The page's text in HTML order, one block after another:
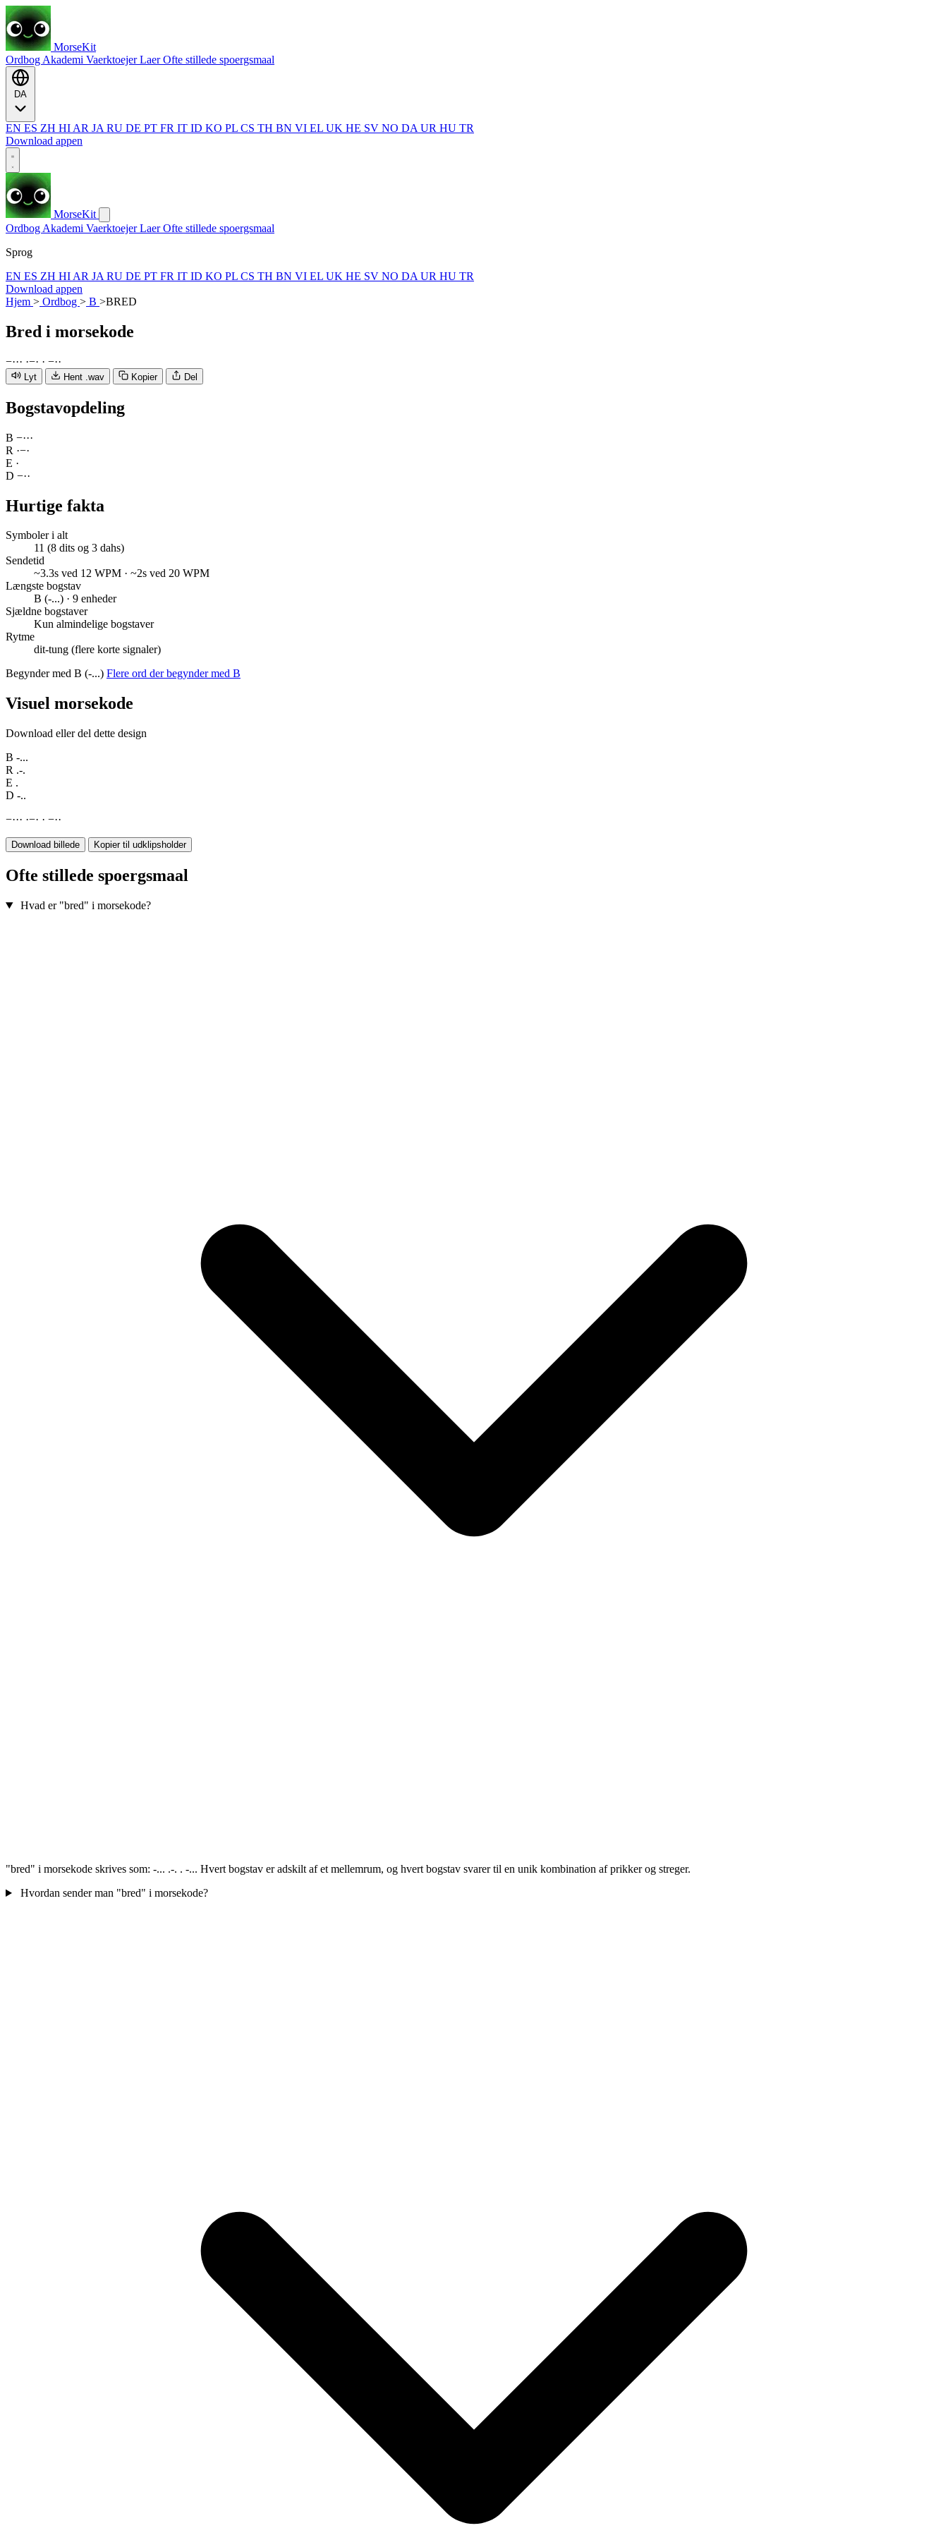
MorseKit
Ordbog Akademi VaerktoejerLaerOfte stillede spoergsmaal
EN ES ZH HI AR JA RU DE PT FR IT ID KO PL CS TH BN VI EL UK HE SV NO DA UR HU TR
Download appen
MorseKit
Ordbog Akademi VaerktoejerLaerOfte stillede spoergsmaal
Sprog
EN ES ZH HI AR JA RU DE PT FR IT ID KO PL CS TH BN VI EL UK HE SV NO DA UR HU TR
Download appen
Hjem > Ordbog > B >BRED
Bred i morsekode
−··· ·−· · −··
Lyt Hent .wav Kopier Del
Bogstavopdeling
B −···
R ·−·
E ·
D −··
Hurtige fakta
Symboler i alt
11 (8 dits og 3 dahs)
Sendetid
~3.3s ved 12 WPM · ~2s ved 20 WPM
Længste bogstav
B (-...) · 9 enheder
Sjældne bogstaver
Kun almindelige bogstaver
Rytme
dit-tung (flere korte signaler)
Begynder med B (-...) Flere ord der begynder med B
Visuel morsekode
Download eller del dette design
B -...
R .-.
E .
D -..
−··· ·−· · −··
Download billede Kopier til udklipsholder
Ofte stillede spoergsmaal
Hvad er "bred" i morsekode?
"bred" i morsekode skrives som: -... .-. . -... Hvert bogstav er adskilt af et mellemrum, og hvert bogstav svarer til en unik kombination af prikker og streger.
Hvordan sender man "bred" i morsekode?